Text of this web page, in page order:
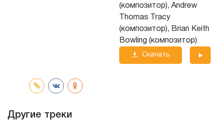
(композитор), Andrew
Thomas Tracy
(композитор), Brian Keith
Bowling (композитор)
Скачать
Другие треки